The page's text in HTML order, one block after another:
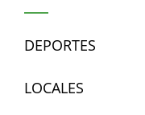
DEPORTES
LOCALES